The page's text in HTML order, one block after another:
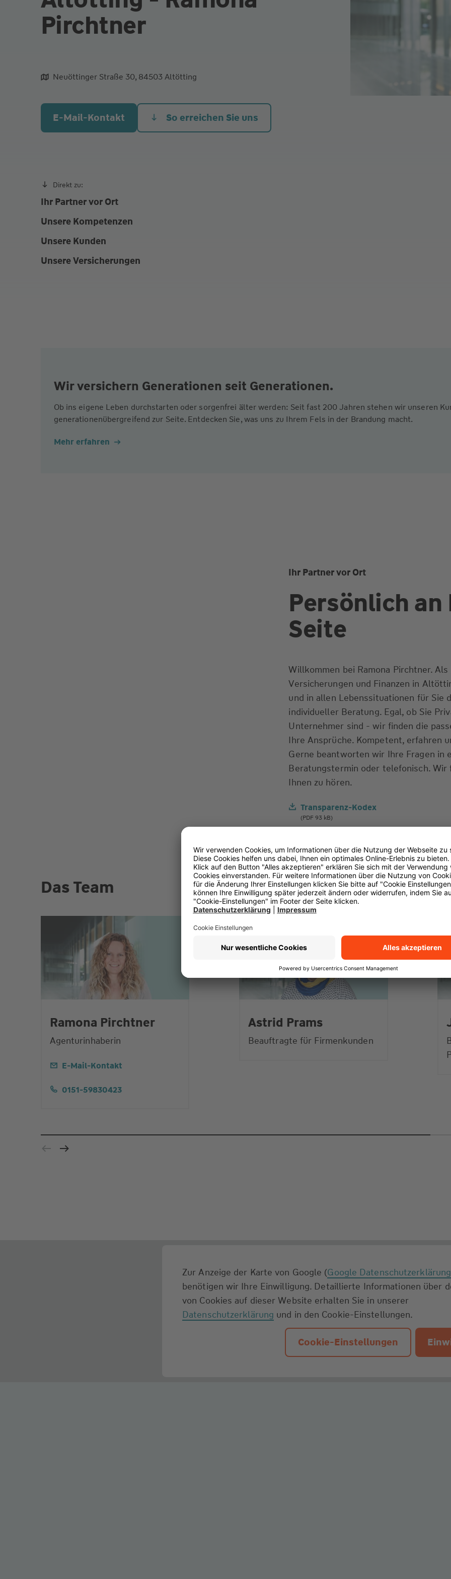
Pirchtner
aliqua culpa cillum ullamco
Neuöttinger Straße 30, 84503 Altötting
E-Mail-Kontakt So erreichen Sie uns
Direkt zu:
Ihr Partner vor Ort
Unsere Kompetenzen
Unsere Kunden
Unsere Versicherungen
Wir versichern Generationen seit Generationen.
Ob ins eigene Leben durchstarten oder sorgenfrei älter werden: Seit fast 200 Jahren stehen wir unseren
generationenübergreifend zur Seite. Entdecken Sie, was uns zu Ihrem Fels in der Brandung macht.
Mehr erfahren
Ihr Partner vor Ort
Persönlich an
Seite
Willkommen bei Ramona Pirchtner.
Versicherungen und Finanzen in
und in allen Lebenssituationen für Sie
individueller Beratung. Egal, ob Sie
Unternehmer sind - wir finden die
Ihre Ansprüche. Kompetent, erfahren
Gerne beantworten wir Ihre Fragen in
Beratungstermin oder telefonisch. Wir
Ihnen zu hören.
Transparenz-Kodex
(PDF 93 kB)
Das Team
Ramona Pirchtner
Agenturinhaberin
E-Mail-Kontakt
0151-59830423
Astrid Prams
Beauftragte für Firmenkunden
Zur Anzeige der Karte von Google (Google Datenschutzerklärung
benötigen wir Ihre Einwilligung. Detaillierte Informationen über
von Cookies auf dieser Website erhalten Sie in unserer
Datenschutzerklärung und in den Cookie-Einstellungen.
Cookie-Einstellungen